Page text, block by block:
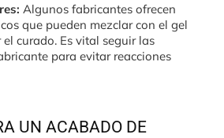
Algunos fabricantes ofrecen
que pueden mezclar con el gel
curado. Es vital seguir las
para evitar reacciones
UN ACABADO DE